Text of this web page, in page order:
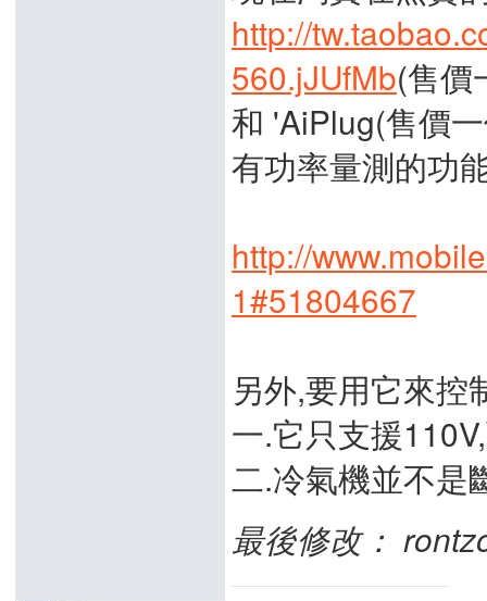
http://
560.jJUfMb(售價
和 'AiPlug(售價
有功率量測的功
http://
1#51804667
另外,要用它來控
一.它只支援
二.冷氣機並不是
最後修改：